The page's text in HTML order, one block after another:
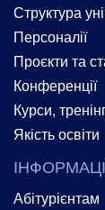
Структура
Персоналії
Проєкти та
Конференції
Курси,
Якість освіти
Абітурієнтам